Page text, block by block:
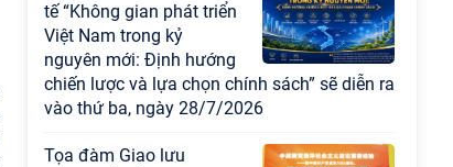
Hàn lâm Khoa học xã hội
Việt Nam làm việc với
Ban Chủ nhiệm các
Chương trình khoa học và công nghệ trọng
điểm cấp Bộ
Hội thảo khoa học "Kinh